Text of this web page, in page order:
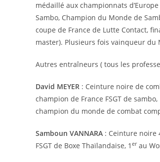
médaillé aux championnats
Sambo, Champion du Monde de
coupe de France de Lutte Contact,
master). Plusieurs fois vainqueur du
Autres entraîneurs ( tous les
David MEYER : Ceinture noire de
champion de France FSGT de
champion du monde de combat
Samboun VANNARA : Ceinture noire
FSGT de Boxe Thaïlandaise, 1 erau